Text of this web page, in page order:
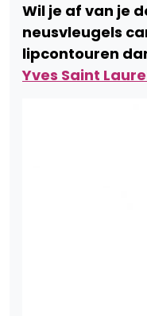
Wil je af van je
neusvleugels
lipcontouren
Yves Saint